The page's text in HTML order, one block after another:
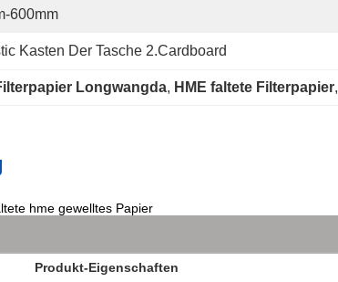
600mm
Kasten Der Tasche 2.Cardboard
Longwangda, HME faltete Filterpapier,
hme gewelltes Papier
Produkt-Eigenschaften